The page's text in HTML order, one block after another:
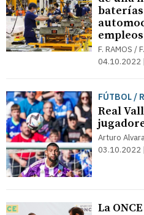
empleos
F. RAMOS /
04.10.2022
FÚTBOL /
Real
Arturo
03.10.2022
La